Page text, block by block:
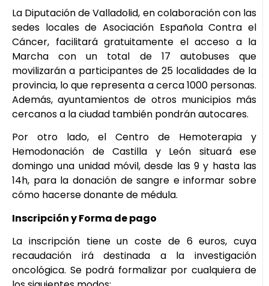
La Diputación de Valladolid, en colaboración con las
sedes locales de Asociación Española Contra el
Cáncer, facilitará gratuitamente el acceso a la
Marcha con un total de 17 autobuses que
movilizarán a participantes de 25 localidades de la
provincia, lo que representa a cerca 1000 personas.
Además, ayuntamientos de otros municipios más
cercanos a la ciudad también pondrán autocares.
Por otro lado, el Centro de Hemoterapia y
Hemodonación de Castilla y León situará ese
domingo una unidad móvil, desde las 9 y hasta las
14h, para la donación de sangre e informar sobre
cómo hacerse donante de médula.
Inscripción y Forma de pago
La inscripción tiene un coste de 6 euros, cuya
recaudación irá destinada a la investigación
oncológica. Se podrá formalizar por cualquiera de